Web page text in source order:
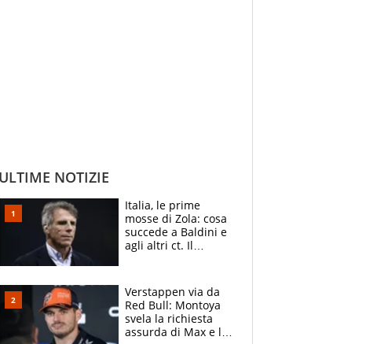
ULTIME NOTIZIE
Italia, le prime
mosse di Zola: cosa
succede a Baldini e
agli altri ct. Il
azzurri
Verstappen via da
Red Bull: Montoya
svela la richiesta
assurda di Max e lo